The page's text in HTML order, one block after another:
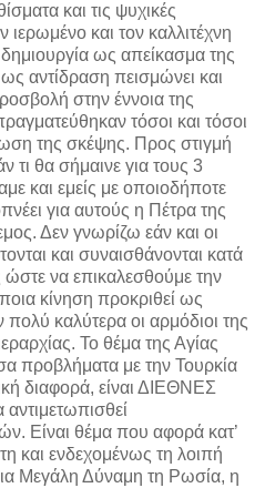
και τις ψυχικές
ιερωμένο και τον καλλιτέχνη
ως απείκασμα της
αντίδραση πεισμώνει και
στην έννοια της
τόσοι και τόσοι
της σκέψης. Προς στιγμή
τι θα σήμαινε για τους 3
και εμείς με οποιοδήποτε
για αυτούς η Πέτρα της
Δεν γνωρίζω εάν και οι
και συναισθάνονται κατά
να επικαλεσθούμε την
κίνηση προκριθεί ως
καλύτερα οι αρμόδιοι της
Το θέμα της Αγίας
προβλήματα με την Τουρκία
διαφορά, είναι ΔΙΕΘΝΕΣ
Είναι θέμα που αφορά κατ’
και ενδεχομένως τη λοιπή
Μεγάλη Δύναμη τη Ρωσία, η